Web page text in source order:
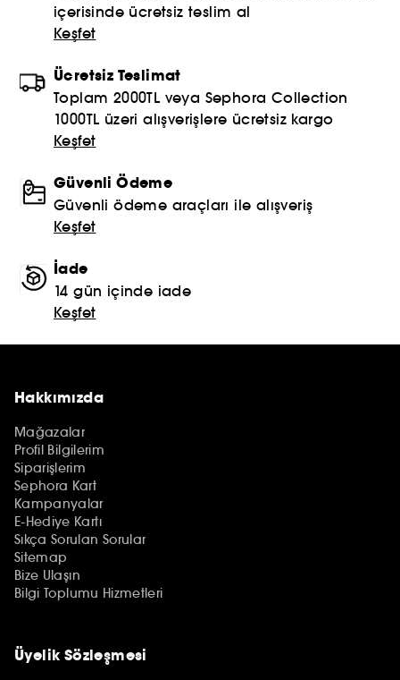
içerisinde ücretsiz teslim al
Keşfet
Ücretsiz Teslimat
Toplam 2000TL veya Sephora Collection
1000TL üzeri alışverişlere ücretsiz kargo
Keşfet
Güvenli Ödeme
Güvenli ödeme araçları ile alışveriş
Keşfet
İade
14 gün içinde iade
Keşfet
Hakkımızda
Mağazalar
Profil Bilgilerim
Siparişlerim
Sephora Kart
Kampanyalar
E-Hediye Kartı
Sıkça Sorulan Sorular
Sitemap
Bize Ulaşın
Bilgi Toplumu Hizmetleri
Üyelik Sözleşmesi